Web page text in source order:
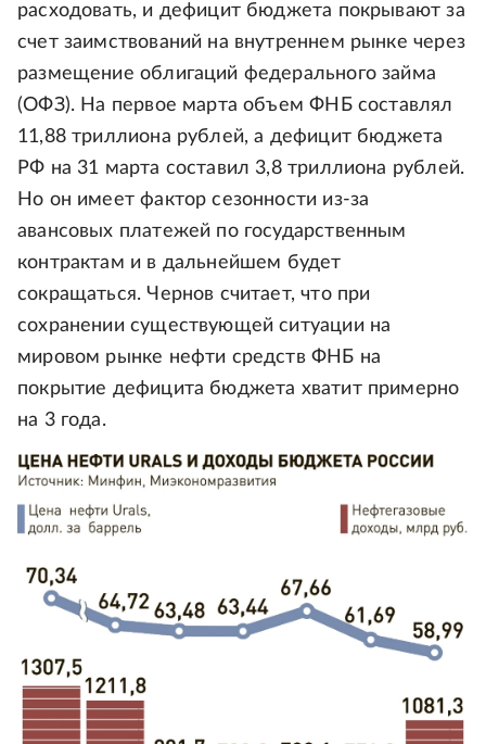
расходовать, и дефицит бюджета покрывают за
счет заимствований на внутреннем рынке через
размещение облигаций федерального займа
(ОФЗ). На первое марта объем ФНБ составлял
11,88 триллиона рублей, а дефицит бюджета
РФ на 31 марта составил 3,8 триллиона рублей.
Но он имеет фактор сезонности из-за
авансовых платежей по государственным
контрактам и в дальнейшем будет
сокращаться. Чернов считает, что при
сохранении существующей ситуации на
мировом рынке нефти средств ФНБ на
покрытие дефицита бюджета хватит примерно
на 3 года.